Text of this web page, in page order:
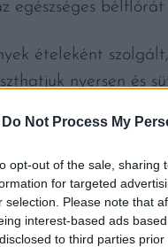
Do Not Process My
opt-out of the sale,
for targeted
selection. Please note that
interest-based ads
to third parties
egészséges
ételeként
nyersen és
elkészítve az
a kettősségről
is
belőle.